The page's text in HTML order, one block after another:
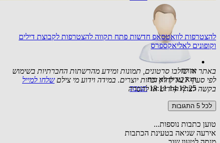
להצטרפות לוואטסאפ חדשות פתח תקווה להצטרפות לקבוצת דילים
וקופונים לאליאקספרס
באתר זה שולבו סרטונים, תמונות ומידע מהרשתות החברתיות בשימוש
לפי סעיף 27א לחוק זכויות יוצרים. במידה וידוע מי צילם
שלחו למייל
בקשה לצרף קרדיט או להסרה
אורח
הוא עדיין לא מת
14.12.25 18:11
תגובה
לכל 5 התגובות
טוען כתבות נוספות...
אירעה שגיאה בטעינת הכתבות